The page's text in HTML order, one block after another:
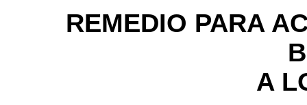
REMEDIO PARA
A